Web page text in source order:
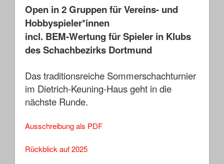
Open in 2 Gruppen für Vereins- und
Hobbyspieler*innen
incl. BEM-Wertung für Spieler in Klubs
des Schachbezirks Dortmund
Das traditionsreiche Sommerschachturnier
im Dietrich-Keuning-Haus geht in die
nächste Runde.
Ausschreibung als PDF
Rückblick auf 2025